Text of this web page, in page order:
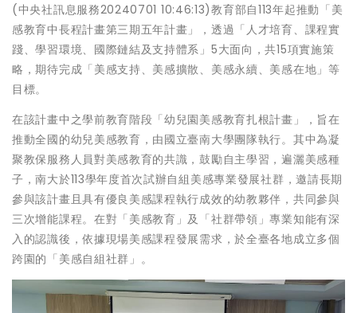
(中央社訊息服務20240701 10:46:13)教育部自113年起推動「美
感教育中長程計畫第三期五年計畫」，透過「人才培育、課程實
踐、學習環境、國際鏈結及支持體系」5大面向，共15項實施策
略，期待完成「美感支持、美感擴散、美感永續、美感在地」等
目標。
在該計畫中之學前教育階段「幼兒園美感教育扎根計畫」，旨在
推動全國的幼兒美感教育，由國立臺南大學團隊執行。其中為凝
聚教保服務人員對美感教育的共識，鼓勵自主學習，遍灑美感種
子，南大於113學年度首次試辦自組美感專業發展社群，邀請長期
參與該計畫且具有優良美感課程執行成效的幼教夥伴，共同參與
三次增能課程。在對「美感教育」及「社群帶領」專業知能有深
入的認識後，依據現場美感課程發展需求，於全臺各地成立多個
跨園的「美感自組社群」。